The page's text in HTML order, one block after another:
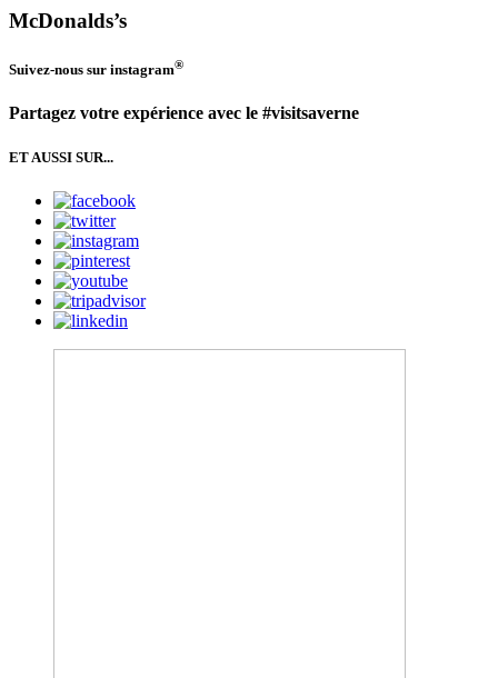
McDonalds’s
Suivez-nous sur instagram®
Partagez votre expérience avec le #visitsaverne
ET AUSSI SUR...